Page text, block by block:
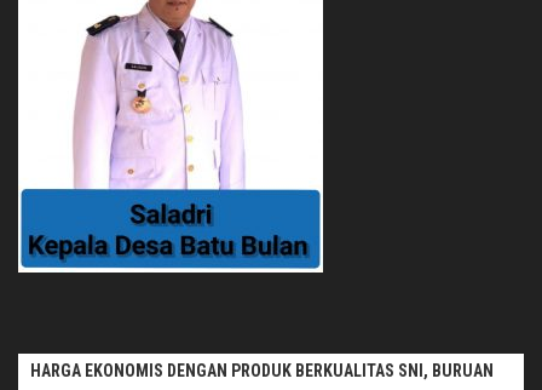
HARGA EKONOMIS DENGAN PRODUK BERKUALITAS SNI, BURUAN